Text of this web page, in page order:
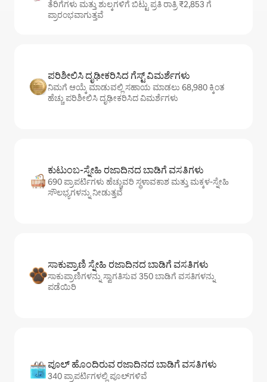
ತೆರಿಗೆಗಳು ಮತ್ತು ಶುಲ್ಕಗಳಿಗೆ ಬಿಟ್ಟು ಪ್ರತಿ ರಾತ್ರಿ ₹2,853 ಗೆ
ಪ್ರಾರಂಭವಾಗುತ್ತವೆ
ಪರಿಶೀಲಿಸಿ ದೃಢೀಕರಿಸಿದ ಗೆಸ್ಟ್ ವಿಮರ್ಶೆಗಳು
ನಿಮಗೆ ಆಯ್ಕೆ ಮಾಡುವಲ್ಲಿ ಸಹಾಯ ಮಾಡಲು 68,980 ಕ್ಕಿಂತ
ಹೆಚ್ಚು ಪರಿಶೀಲಿಸಿ ದೃಢೀಕರಿಸಿದ ವಿಮರ್ಶೆಗಳು
ಕುಟುಂಬ-ಸ್ನೇಹಿ ರಜಾದಿನದ ಬಾಡಿಗೆ ವಸತಿಗಳು
690 ಪ್ರಾಪರ್ಟಿಗಳು ಹೆಚ್ಚುವರಿ ಸ್ಥಳಾವಕಾಶ ಮತ್ತು ಮಕ್ಕಳ-ಸ್ನೇಹಿ
ಸೌಲಭ್ಯಗಳನ್ನು ನೀಡುತ್ತವೆ
ಸಾಕುಪ್ರಾಣಿ ಸ್ನೇಹಿ ರಜಾದಿನದ ಬಾಡಿಗೆ ವಸತಿಗಳು
ಸಾಕುಪ್ರಾಣಿಗಳನ್ನು ಸ್ವಾಗತಿಸುವ 350 ಬಾಡಿಗೆ ವಸತಿಗಳನ್ನು
ಪಡೆಯಿರಿ
ಪೂಲ್ ಹೊಂದಿರುವ ರಜಾದಿನದ ಬಾಡಿಗೆ ವಸತಿಗಳು
340 ಪ್ರಾಪರ್ಟಿಗಳಲ್ಲಿ ಪೂಲ್‌‌‌‌‌‌‌‌‌ಗಳಿವೆ